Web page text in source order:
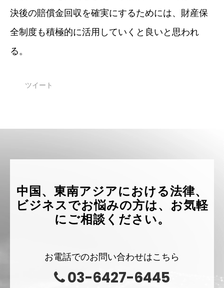
決後の賠償金回収を確実にするためには、財産保
全制度も積極的に活用していくと良いと思われ
る。
ツイート
中国、東南アジアにおける法律、
ビジネスでお悩みの方は、お気軽
にご相談ください。
お電話でのお問い合わせはこちら
03-6427-6445